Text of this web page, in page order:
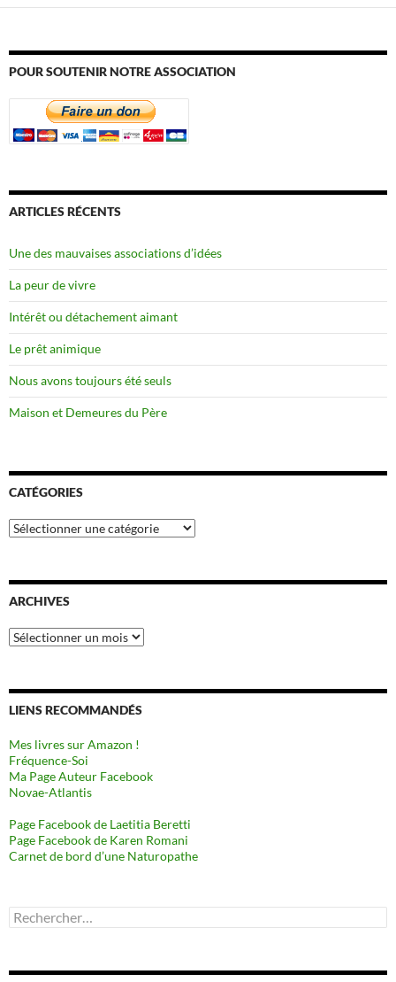
POUR SOUTENIR NOTRE ASSOCIATION
ARTICLES RÉCENTS
Une des mauvaises associations d’idées
La peur de vivre
Intérêt ou détachement aimant
Le prêt animique
Nous avons toujours été seuls
Maison et Demeures du Père
CATÉGORIES
Catégories
ARCHIVES
Archives
LIENS RECOMMANDÉS
Mes livres sur Amazon !
Fréquence-Soi
Ma Page Auteur Facebook
Novae-Atlantis
Page Facebook de Laetitia Beretti
Page Facebook de Karen Romani
Carnet de bord d’une Naturopathe
Rechercher :